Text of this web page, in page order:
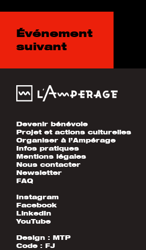
Événement
suivant
Devenir bénévole
Projet et actions culturelles
Organiser à l’Ampérage
Infos pratiques
Mentions légales
Nous contacter
Newsletter
FAQ
Instagram
Facebook
LinkedIn
YouTube
Design : MTP
Code : FJ